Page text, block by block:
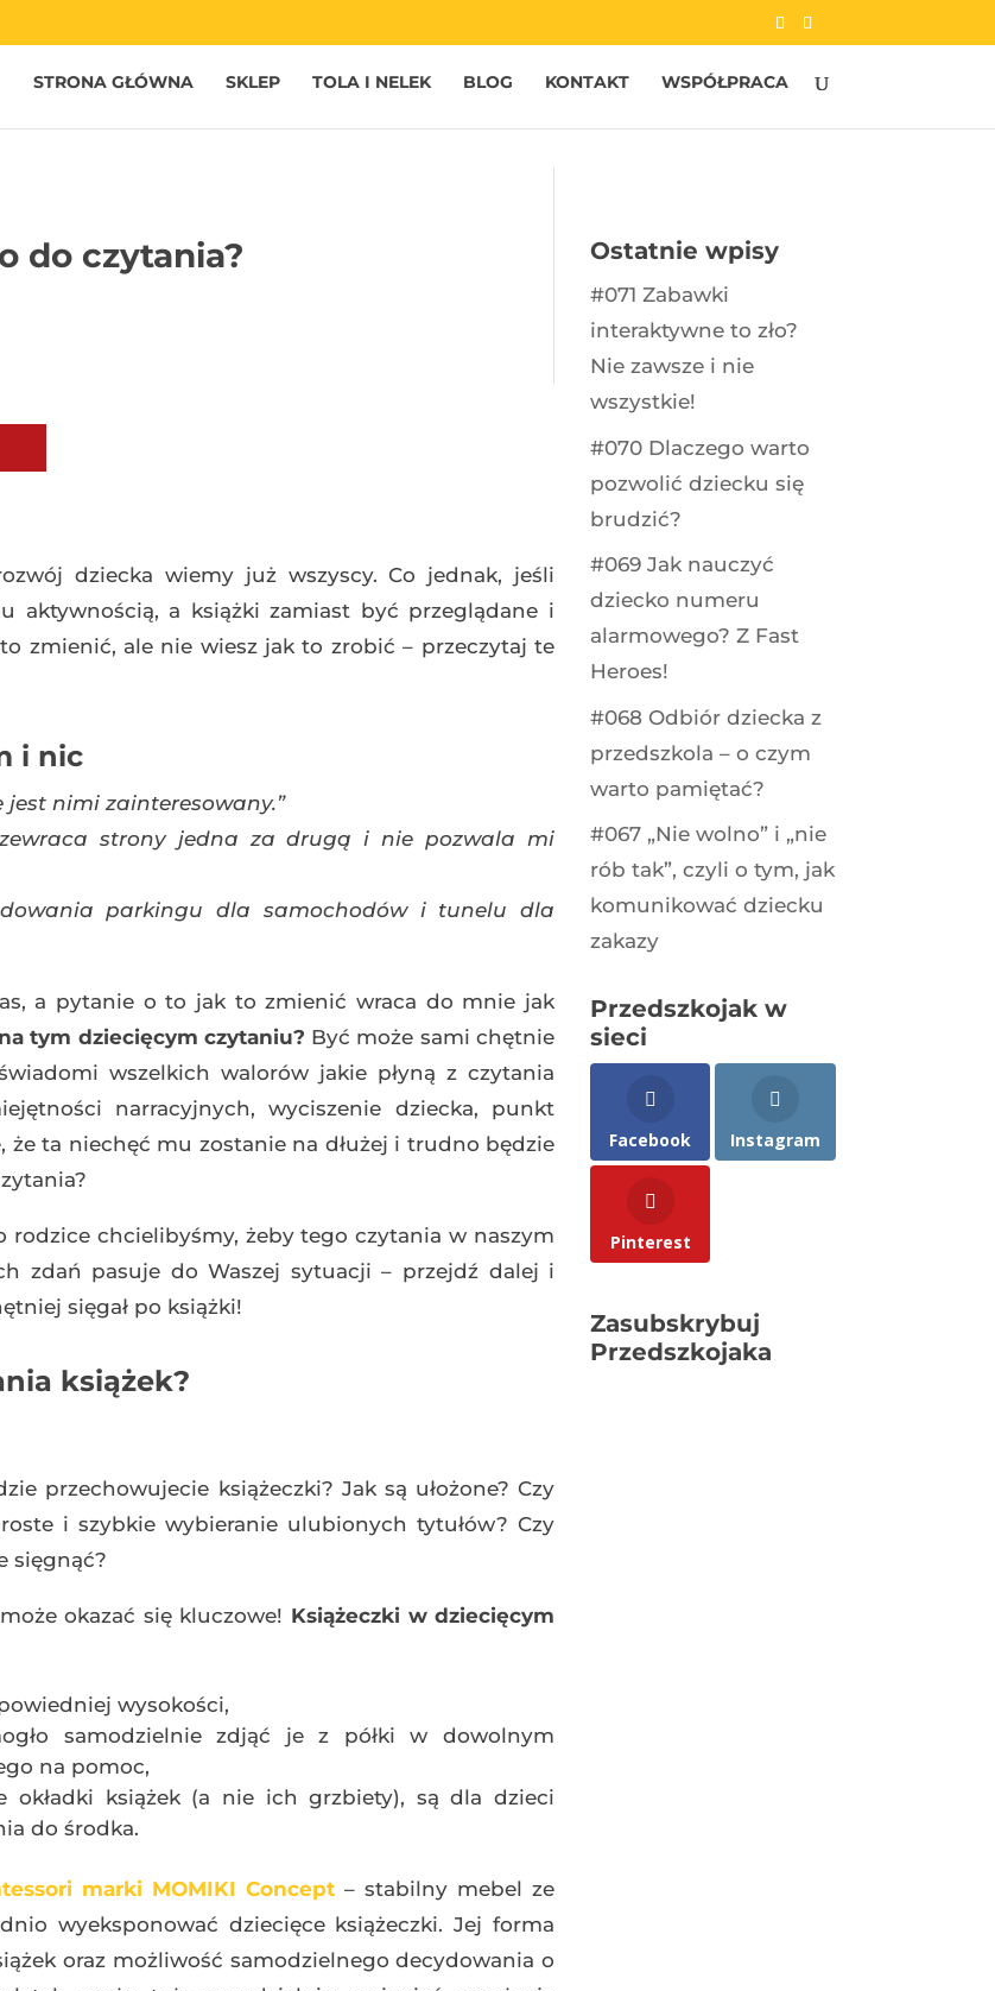
STRONA GŁÓWNA SKLEP TOLA I NELEK BLOG KONTAKT WSPÓŁPRACA
do czytania?
dziecka wiemy już wszyscy. Co jednak, jeśli
aktywnością, a książki zamiast być przeglądane i
zmienić, ale nie wiesz jak to zrobić – przeczytaj te
i nic
nimi zainteresowany.”
strony jedna za drugą i nie pozwala mi
parkingu dla samochodów i tunelu dla
a pytanie o to jak to zmienić wraca do mnie jak
tym dziecięcym czytaniu? Być może sami chętnie
wszelkich walorów jakie płyną z czytania
narracyjnych, wyciszenie dziecka, punkt
że ta niechęć mu zostanie na dłużej i trudno będzie
rodzice chcielibyśmy, żeby tego czytania w naszym
zdań pasuje do Waszej sytuacji – przejdź dalej i
sięgał po książki!
książek?
przechowujecie książeczki? Jak są ułożone? Czy
i szybkie wybieranie ulubionych tytułów? Czy
sięgnąć?
okazać się kluczowe! Książeczki w dziecięcym
wysokości,
samodzielnie zdjąć je z półki w dowolnym
na pomoc,
okładki książek (a nie ich grzbiety), są dla dzieci
do środka.
marki MOMIKI Concept – stabilny mebel ze
wyeksponować dziecięce książeczki. Jej forma
oraz możliwość samodzielnego decydowania o
Ostatnie wpisy
#071 Zabawki
interaktywne to zło?
Nie zawsze i nie
wszystkie!
#070 Dlaczego warto
pozwolić dziecku się
brudzić?
#069 Jak nauczyć
dziecko numeru
alarmowego? Z Fast
Heroes!
#068 Odbiór dziecka z
przedszkola – o czym
warto pamiętać?
#067 „Nie wolno” i „nie
rób tak”, czyli o tym, jak
komunikować dziecku
zakazy
Przedszkojak w
sieci
Facebook Instagram
Pinterest
Zasubskrybuj
Przedszkojaka